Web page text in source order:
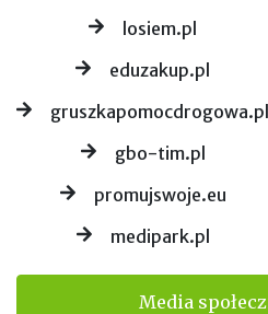
losiem.pl
eduzakup.pl
gruszkapomocdrogowa.pl
gbo-tim.pl
promujswoje.eu
medipark.pl
Media